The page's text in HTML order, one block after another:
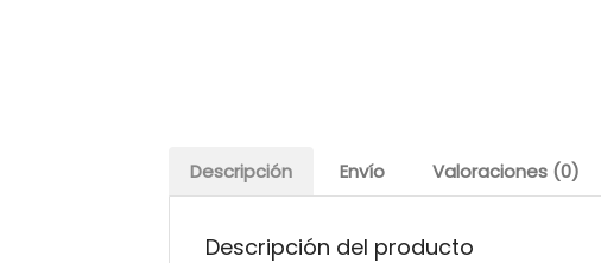
Descripción Envío Valoraciones (0)
Descripción del producto